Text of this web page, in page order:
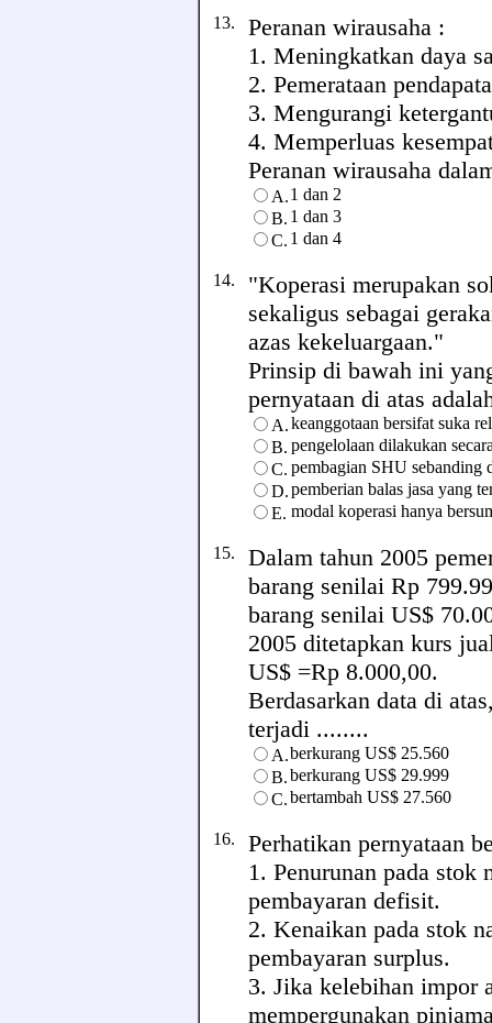
13. Peranan wirausaha :
1. Meningkatkan daya
2. Pemerataan
3. Mengurangi
4. Memperluas
Peranan wirausaha
A.1 dan 2
B. 1 dan 3
C. 1 dan 4
14. "Koperasi merupakan
sekaligus sebagai
azas kekeluargaan."
Prinsip di bawah ini
pernyataan di atas
A.keanggotaan bersifat suka
B. pengelolaan dilakukan
C. pembagian SHU sebanding
D.pemberian balas jasa yang
E. modal koperasi hanya
15. Dalam tahun 2005
barang senilai Rp
barang senilai US$
2005 ditetapkan kurs
US$ =Rp 8.000,00.
Berdasarkan data di
terjadi ........
A.berkurang US$ 25.560
B.berkurang US$ 29.999
C.bertambah US$ 27.560
16. Perhatikan pernyataan
1. Penurunan pada stok
pembayaran defisit.
2. Kenaikan pada stok
pembayaran surplus.
3. Jika kelebihan impor
mempergunakan